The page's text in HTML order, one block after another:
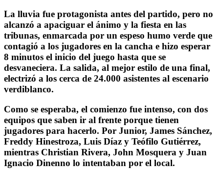
La lluvia fue protagonista antes del partido, pero no
alcanzó a apaciguar el ánimo y la fiesta en las
tribunas, enmarcada por un espeso humo verde que
contagió a los jugadores en la cancha e hizo esperar
8 minutos el inicio del juego hasta que se
desvaneciera. La salida, al mejor estilo de una final,
electrizó a los cerca de 24.000 asistentes al escenario
verdiblanco.
Como se esperaba, el comienzo fue intenso, con dos
equipos que saben ir al frente porque tienen
jugadores para hacerlo. Por Junior, James Sánchez,
Freddy Hinestroza, Luis Díaz y Teófilo Gutiérrez,
mientras Christian Rivera, John Mosquera y Juan
Ignacio Dinenno lo intentaban por el local.